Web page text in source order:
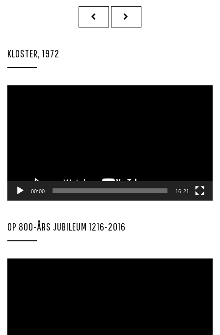
PREVIOUS
PAGE
NEXT
PAGE
KLOSTER, 1972
00:00 16:21
OP 800-ÅRS JUBILEUM 1216-2016